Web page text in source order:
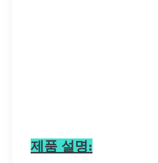
제품 설명: